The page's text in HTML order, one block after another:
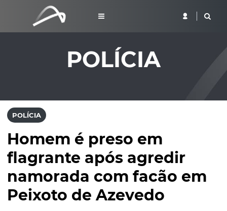
POLÍCIA
POLÍCIA
Homem é preso em
flagrante após agredir
namorada com facão em
Peixoto de Azevedo